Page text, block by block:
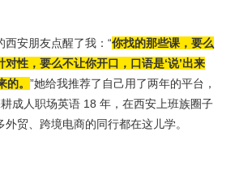
西安朋友点醒了我：“你找的那些课，要么
性，要么不让你开口，口语是‘说’出来
的。 ”她给我推荐了自己用了两年的平台，
成人职场英语 18 年，在西安上班族圈子
贸、跨境电商的同行都在这儿学。